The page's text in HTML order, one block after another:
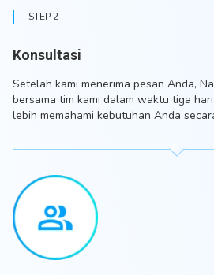
STEP 2
Konsultasi
Setelah kami menerima pesan Anda,
bersama tim kami dalam waktu tiga
lebih memahami kebutuhan Anda